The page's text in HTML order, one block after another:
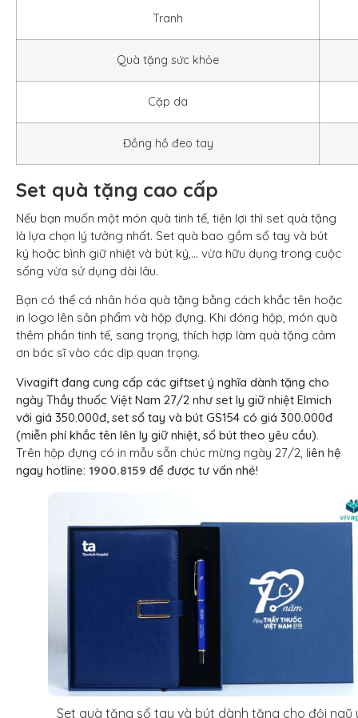
Tranh
Quà tặng sức khỏe
Cặp da
Đồng hồ đeo tay
Set quà tặng cao cấp
Nếu bạn muốn một món quà tinh tế, tiện lợi thì set quà tặng
là lựa chọn lý tưởng nhất. Set quà bao gồm sổ tay và bút
ký hoặc bình giữ nhiệt và bút ký,… vừa hữu dụng trong cuộc
sống vừa sử dụng dài lâu.
Bạn có thể cá nhân hóa quà tặng bằng cách khắc tên hoặc
in logo lên sản phẩm và hộp đựng. Khi đóng hộp, món quà
thêm phần tinh tế, sang trọng, thích hợp làm quà tặng cảm
ơn bác sĩ vào các dịp quan trọng.
Vivagift đang cung cấp các giftset ý nghĩa dành tặng cho
ngày Thầy thuốc Việt Nam 27/2 như set ly giữ nhiệt Elmich
với giá 350.000đ, set sổ tay và bút GS154 có giá 300.000đ
(miễn phí khắc tên lên ly giữ nhiệt, sổ bút theo yêu cầu).
Trên hộp đựng có in mẫu sẵn chúc mừng ngày 27/2, liên hệ
ngay hotline: 1900.8159 để được tư vấn nhé!
Set quà tặng sổ tay và bút dành tặng cho đội ngũ